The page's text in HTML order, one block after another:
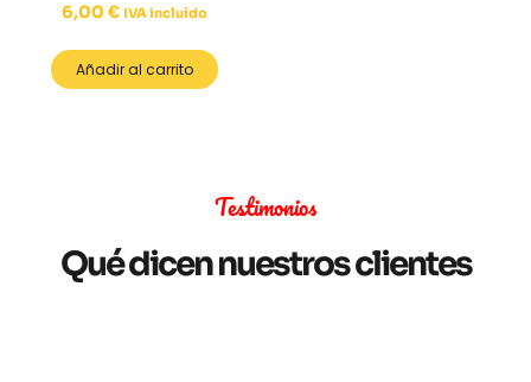
6,00 € IVA incluído
Añadir al carrito
Testimonios
Qué dicen nuestros clientes